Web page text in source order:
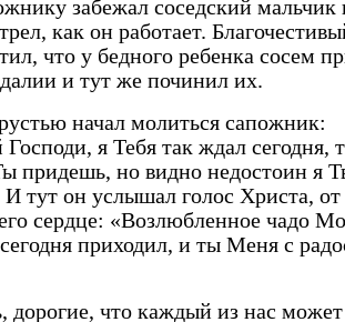
забежал соседский мальчик
как он работает.
что у бедного ребенка сосем
и тут же починил их.
начал молиться сапожник:
я Тебя так ждал сегодня,
придешь, но видно недостоин я
тут он услышал голос Христа, от
его сердце: «Возлюбленное чадо
приходил, и ты Меня с
дорогие, что каждый из нас